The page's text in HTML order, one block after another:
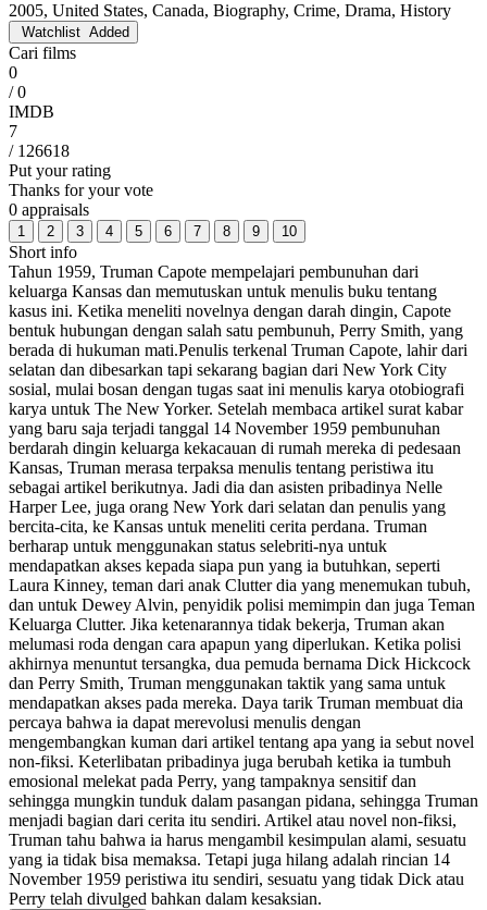
2005, United States, Canada, Biography, Crime, Drama, History
Watchlist Added
Cari films
0
/ 0
IMDB
7
/ 126618
Put your rating
Thanks for your vote
0 appraisals
1 2 3 4 5 6 7 8 9 10
Short info
Tahun 1959, Truman Capote mempelajari pembunuhan dari
keluarga Kansas dan memutuskan untuk menulis buku tentang
kasus ini. Ketika meneliti novelnya dengan darah dingin, Capote
bentuk hubungan dengan salah satu pembunuh, Perry Smith, yang
berada di hukuman mati.Penulis terkenal Truman Capote, lahir dari
selatan dan dibesarkan tapi sekarang bagian dari New York City
sosial, mulai bosan dengan tugas saat ini menulis karya otobiografi
karya untuk The New Yorker. Setelah membaca artikel surat kabar
yang baru saja terjadi tanggal 14 November 1959 pembunuhan
berdarah dingin keluarga kekacauan di rumah mereka di pedesaan
Kansas, Truman merasa terpaksa menulis tentang peristiwa itu
sebagai artikel berikutnya. Jadi dia dan asisten pribadinya Nelle
Harper Lee, juga orang New York dari selatan dan penulis yang
bercita-cita, ke Kansas untuk meneliti cerita perdana. Truman
berharap untuk menggunakan status selebriti-nya untuk
mendapatkan akses kepada siapa pun yang ia butuhkan, seperti
Laura Kinney, teman dari anak Clutter dia yang menemukan tubuh,
dan untuk Dewey Alvin, penyidik polisi memimpin dan juga Teman
Keluarga Clutter. Jika ketenarannya tidak bekerja, Truman akan
melumasi roda dengan cara apapun yang diperlukan. Ketika polisi
akhirnya menuntut tersangka, dua pemuda bernama Dick Hickcock
dan Perry Smith, Truman menggunakan taktik yang sama untuk
mendapatkan akses pada mereka. Daya tarik Truman membuat dia
percaya bahwa ia dapat merevolusi menulis dengan
mengembangkan kuman dari artikel tentang apa yang ia sebut novel
non-fiksi. Keterlibatan pribadinya juga berubah ketika ia tumbuh
emosional melekat pada Perry, yang tampaknya sensitif dan
sehingga mungkin tunduk dalam pasangan pidana, sehingga Truman
menjadi bagian dari cerita itu sendiri. Artikel atau novel non-fiksi,
Truman tahu bahwa ia harus mengambil kesimpulan alami, sesuatu
yang ia tidak bisa memaksa. Tetapi juga hilang adalah rincian 14
November 1959 peristiwa itu sendiri, sesuatu yang tidak Dick atau
Perry telah divulged bahkan dalam kesaksian.